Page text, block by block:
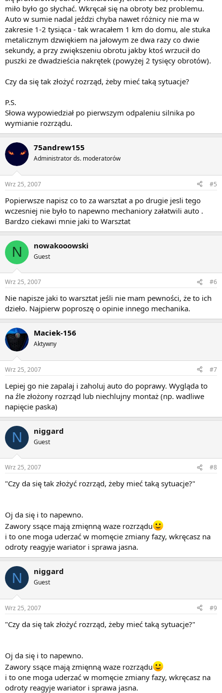
miło było go słychać. Wkręcał się na obroty bez problemu.
Auto w sumie nadal jeździ chyba nawet różnicy nie ma w
zakresie 1-2 tysiąca - tak wracałem 1 km do domu, ale stuka
metalicznym dzwiękiem na jałowym ze dwa razy co dwie
sekundy, a przy zwiększeniu obrotu jakby ktoś wrzucił do
puszki ze dwadzieścia nakrętek (powyżej 2 tysięcy obrotów).
Czy da się tak złożyć rozrząd, żeby mieć taką sytuacje?
P.S.
Słowa wypowiedział po pierwszym odpaleniu silnika po
wymianie rozrządu.
75andrew155
Administrator ds. moderatorów
Wrz 25, 2007 #5
Popierwsze napisz co to za warsztat a po drugie jesli tego
wczesniej nie było to napewno mechaniory załatwili auto .
Bardzo ciekawi mnie jaki to Warsztat
N nowakooowski
Guest
Wrz 25, 2007 #6
Nie napisze jaki to warsztat jeśli nie mam pewności, że to ich
dzieło. Najpierw poproszę o opinie innego mechanika.
Maciek-156
Aktywny
Wrz 25, 2007 #7
Lepiej go nie zapalaj i zaholuj auto do poprawy. Wygląda to
na źle złożony rozrząd lub niechlujny montaż (np. wadliwe
napięcie paska)
N niggard
Guest
Wrz 25, 2007 #8
"Czy da się tak złożyć rozrząd, żeby mieć taką sytuacje?"
Oj da się i to napewno.
Zawory ssące mają zmięnną waze rozrządu
i to one moga uderzać w momęcie zmiany fazy, wkręcasz na
odroty reagyje wariator i sprawa jasna.
N niggard
Guest
Wrz 25, 2007 #9
"Czy da się tak złożyć rozrząd, żeby mieć taką sytuacje?"
Oj da się i to napewno.
Zawory ssące mają zmięnną waze rozrządu
i to one moga uderzać w momęcie zmiany fazy, wkręcasz na
odroty reagyje wariator i sprawa jasna.